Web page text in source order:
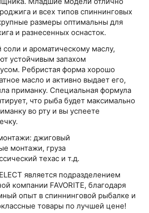
и всех типов спиннинговых
размеры оптимальны для
и разнесенных оснасток.
соли и ароматическому маслу,
устойчивым запахом
Ребристая форма хорошо
масло и активно выдает его,
приманку. Специальная формула
что рыба будет максимально
во рту и вы успеете
джиговый
монтажи, груза
техас и т.д.
является подразделением
компании FAVORITE, благодаря
опыт в спиннинговой рыбалке и
товары по лучшей цене!